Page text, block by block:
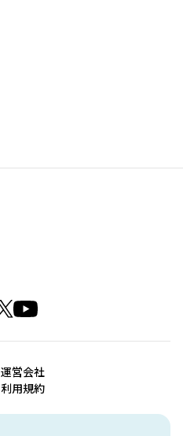
運営会社
利用規約